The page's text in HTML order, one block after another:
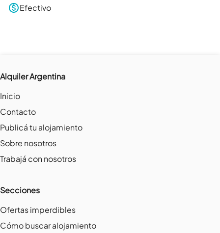
Efectivo
Alquiler Argentina
Inicio
Contacto
Publicá tu alojamiento
Sobre nosotros
Trabajá con nosotros
Secciones
Ofertas imperdibles
Cómo buscar alojamiento